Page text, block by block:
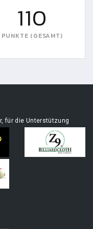
110
PUNKTE (GESAMT)
für die Unterstützung